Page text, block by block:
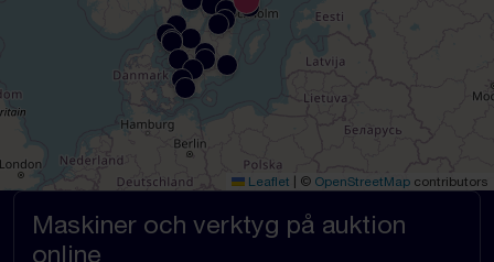
Leaflet © OpenStreetMap contributors
Maskiner och verktyg på auktion
online